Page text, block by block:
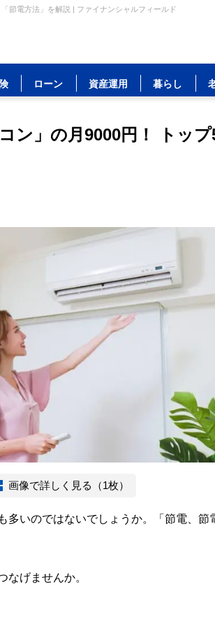
節電方法」を解説 | ファイナンシャルフィールド
ローン 資産運用 暮らし
ン」の月9000円！ トッ
画像で詳しく見る（1枚）
多いのではないでしょうか。「節電、
なげませんか。